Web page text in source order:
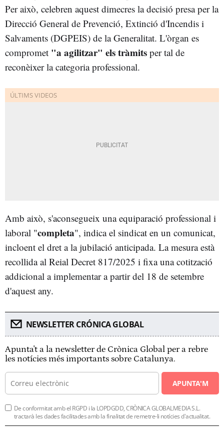
Per això, celebren aquest dimecres la decisió presa per la
Direcció General de Prevenció, Extinció d'Incendis i
Salvaments (DGPEIS) de la Generalitat. L'òrgan es
compromet "a agilitzar" els tràmits per tal de
reconèixer la categoria professional.
Amb això, s'aconsegueix una equiparació professional i
laboral "completa", indica el sindicat en un comunicat,
incloent el dret a la jubilació anticipada. La mesura està
recollida al Reial Decret 817/2025 i fixa una cotització
addicional a implementar a partir del 18 de setembre
d'aquest any.
NEWSLETTER CRÓNICA GLOBAL
Apunta't a la newsletter de Crònica Global per a rebre
les notícies més importants sobre Catalunya.
APUNTA'M
De conformitat amb el RGPD i la LOPDGDD, CRÒNICA GLOBALMEDIA S.L.
tractarà les dades facilitades amb la finalitat de remetre-li notícies d'actualitat.